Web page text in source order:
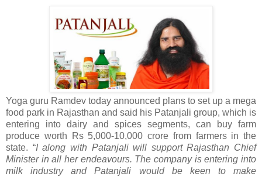
Yoga guru Ramdev today announced plans to set up a mega
food park in Rajasthan and said his Patanjali group, which is
entering into dairy and spices segments, can buy farm
produce worth Rs 5,000-10,000 crore from farmers in the
state. “I along with Patanjali will support Rajasthan Chief
Minister in all her endeavours. The company is entering into
milk industry and Patanjali would be keen to make